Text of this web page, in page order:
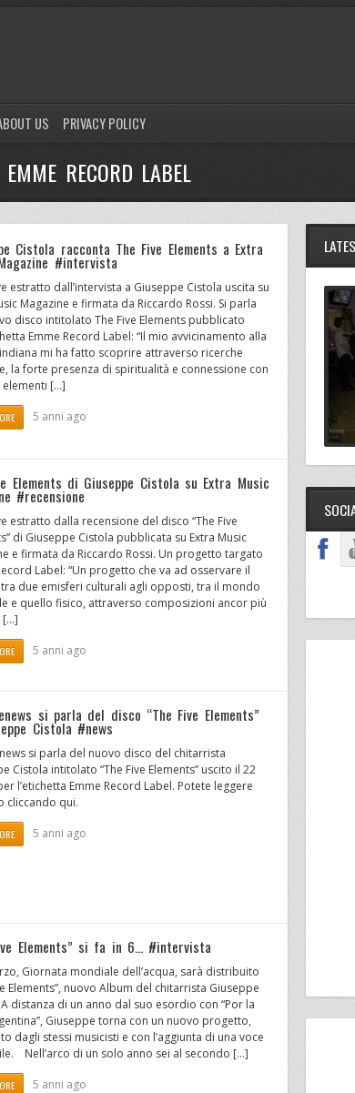
US PRIVACY POLICY
RECORD LABEL
Cistola racconta The Five Elements a Extra
#intervista
estratto dall’intervista a Giuseppe Cistola uscita su
Magazine e firmata da Riccardo Rossi. Si parla
disco intitolato The Five Elements pubblicato
Emme Record Label: “Il mio avvicinamento alla
mi ha fatto scoprire attraverso ricerche
la forte presenza di spiritualità e connessione con
elementi […]
5 anni ago
Elements di Giuseppe Cistola su Extra Music
#recensione
estratto dalla recensione del disco “The Five
di Giuseppe Cistola pubblicata su Extra Music
e firmata da Riccardo Rossi. Un progetto targato
Label: “Un progetto che va ad osservare il
due emisferi culturali agli opposti, tra il mondo
e quello fisico, attraverso composizioni ancor più
[…]
5 anni ago
si parla del disco “The Five Elements”
Cistola #news
si parla del nuovo disco del chitarrista
Cistola intitolato “The Five Elements” uscito il 22
l’etichetta Emme Record Label. Potete leggere
cliccando qui.
5 anni ago
Elements” si fa in 6… #intervista
Giornata mondiale dell’acqua, sarà distribuito
Elements”, nuovo Album del chitarrista Giuseppe
distanza di un anno dal suo esordio con “Por la
Giuseppe torna con un nuovo progetto,
dagli stessi musicisti e con l’aggiunta di una voce
Nell’arco di un solo anno sei al secondo […]
5 anni ago